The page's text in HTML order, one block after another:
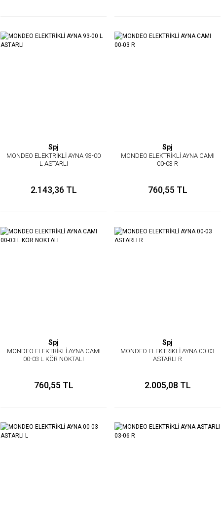
Spj
MONDEO ELEKTRİKLİ AYNA 93-00
L ASTARLI
2.143,36 TL
Spj
MONDEO ELEKTRİKLİ AYNA CAMI
00-03 R
760,55 TL
Spj
MONDEO ELEKTRİKLİ AYNA CAMI
00-03 L KÖR NOKTALI
760,55 TL
Spj
MONDEO ELEKTRİKLİ AYNA 00-03
ASTARLI R
2.005,08 TL